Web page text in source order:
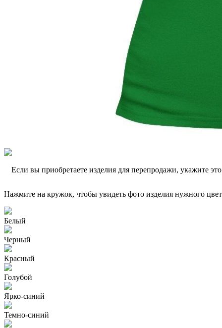
Если вы приобретаете изделия для перепродажи, укажите
Нажмите на кружок, чтобы увидеть фото изделия нужного
Белый
Черный
Красный
Голубой
Ярко-синий
Темно-синий